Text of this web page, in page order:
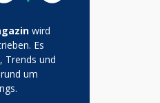
wird
Es
Trends und
um